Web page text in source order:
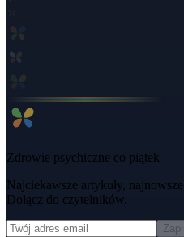
Zdrowie psychiczne co piątek
Najciekawsze artykuły,
Dołącz do czytelników.